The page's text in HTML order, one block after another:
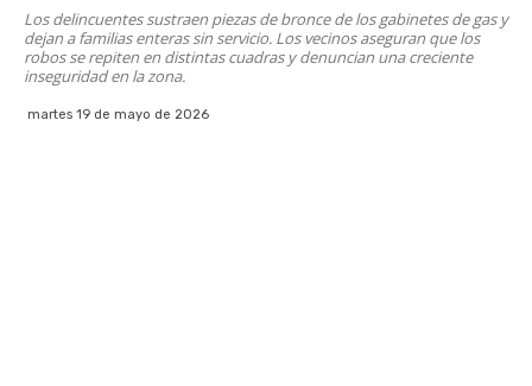
Los delincuentes sustraen piezas de bronce de los gabinetes de gas y
dejan a familias enteras sin servicio. Los vecinos aseguran que los
robos se repiten en distintas cuadras y denuncian una creciente
inseguridad en la zona.
martes 19 de mayo de 2026